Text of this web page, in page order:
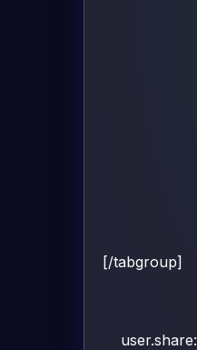
[/tabgroup]
user.share: